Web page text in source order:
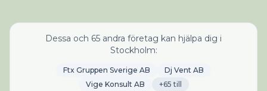
Dessa och 65 andra företag kan hjälpa dig i
Stockholm:
Ftx Gruppen Sverige AB
Dj Vent AB
Vige Konsult AB
+65 till